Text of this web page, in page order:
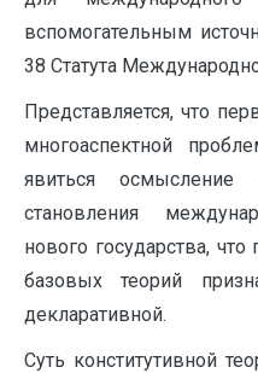
вспомогательным
38 Статута
Представляется, что
многоаспектной
явиться осмысление
становления
нового государства,
базовых теорий
декларативной.
Суть конститутивной